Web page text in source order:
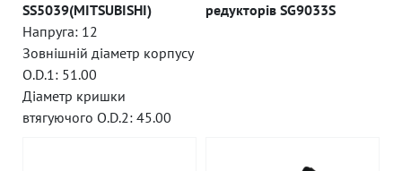
SS5039(MITSUBISHI)
Напруга: 12
Зовнішній діаметр корпусу
O.D.1: 51.00
Діаметр кришки
втягуючого O.D.2: 45.00
редукторів SG9033S